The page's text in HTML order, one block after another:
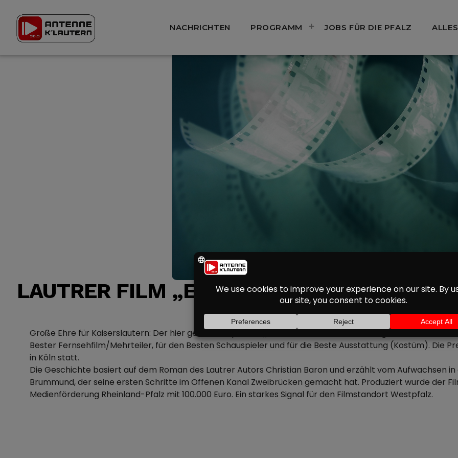
NACHRICHTEN PROGRAMM JOBS FÜR DIE PFALZ
LAUTRER FILM „EIN MANN SEINER
NOMINIERT
Große Ehre für Kaiserslautern: Der hier gedrehte Spielfilm
ist gleich dreimal für
Bester Fernsehfilm/Mehrteiler, für den Besten Schauspieler und für die Beste Ausstattung (Kostüm). Die
in Köln statt.
Die Geschichte basiert auf dem Roman des Lautrer Autors Christian Baron und erzählt vom Aufwachsen
Brummund, der seine ersten Schritte im Offenen Kanal Zweibrücken gemacht hat. Produziert wurde der
Medienförderung Rheinland-Pfalz mit 100.000 Euro. Ein starkes Signal für den Filmstandort Westpfalz.